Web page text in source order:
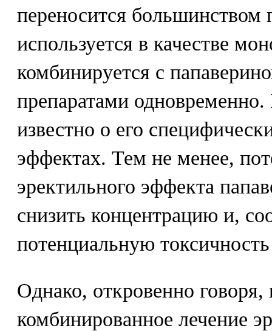
переносится
используется в качестве
комбинируется с
препаратами
известно о его
эффектах. Тем не менее,
эректильного эффекта
снизить концентрацию и,
потенциальную
Однако, откровенно говоря,
комбинированное лечение